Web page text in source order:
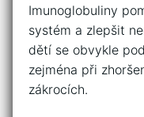
Imunoglobuliny
systém a ⁤zlepšit
dětí se ⁤obvykle
⁢zejména ⁣při
zákrocích.